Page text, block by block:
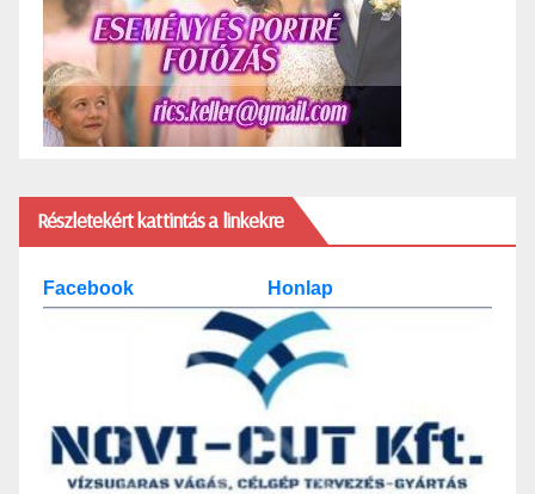
Részletekért kattintás a linkekre
Facebook Honlap